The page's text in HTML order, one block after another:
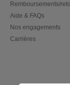
Remboursements/
Aide & FAQs
Nos engagements
Carrières